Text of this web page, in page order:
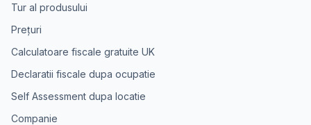
Tur al produsului
Prețuri
Calculatoare fiscale gratuite UK
Declaratii fiscale dupa ocupatie
Self Assessment dupa locatie
Companie